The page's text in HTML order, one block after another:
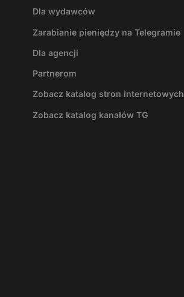
Dla wydawców
Zarabianie pieniędzy na Telegramie
Dla agencji
Partnerom
Zobacz katalog stron internetowych
Zobacz katalog kanałów TG